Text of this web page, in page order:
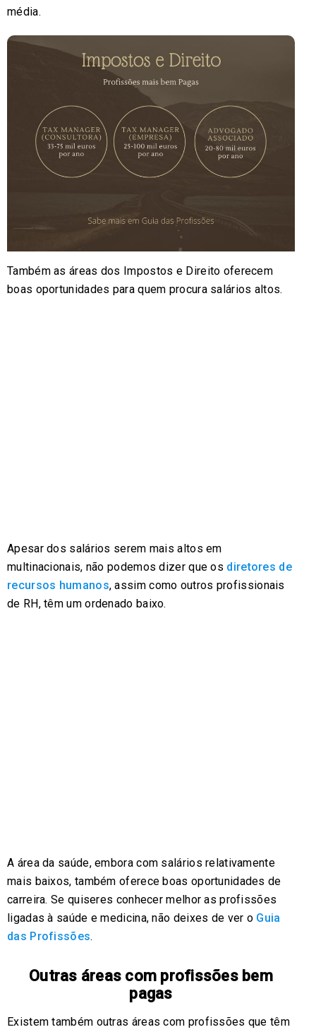
média.
Também as áreas dos Impostos e Direito oferecem
boas oportunidades para quem procura salários altos.
Apesar dos salários serem mais altos em
multinacionais, não podemos dizer que os diretores de
recursos humanos, assim como outros profissionais
de RH, têm um ordenado baixo.
A área da saúde, embora com salários relativamente
mais baixos, também oferece boas oportunidades de
carreira. Se quiseres conhecer melhor as profissões
ligadas à saúde e medicina, não deixes de ver o Guia
das Profissões.
Outras áreas com profissões bem
pagas
Existem também outras áreas com profissões que têm